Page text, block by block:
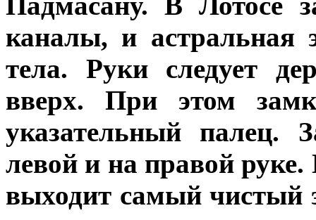
каналы, и астральная
тела. Руки следует
вверх. При этом
указательный палец.
левой и на правой
выходит самый чистый